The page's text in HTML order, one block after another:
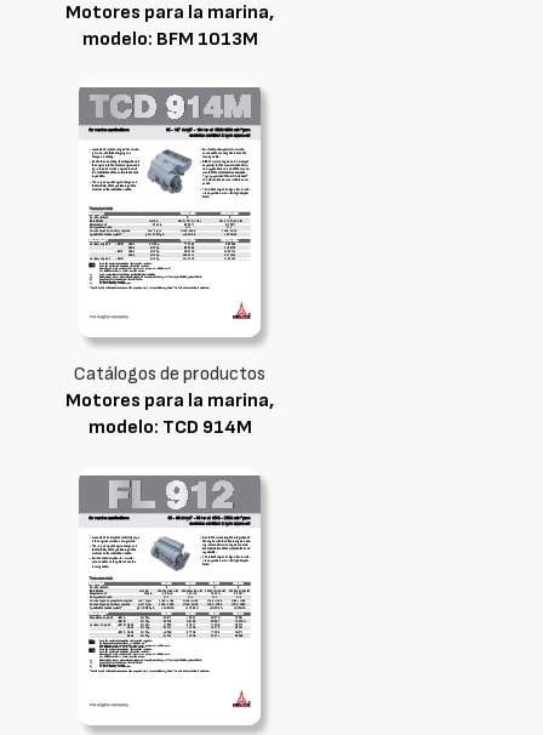
Motores para la marina,
modelo: BFM 1013M
Catálogos de productos
Motores para la marina,
modelo: TCD 914M